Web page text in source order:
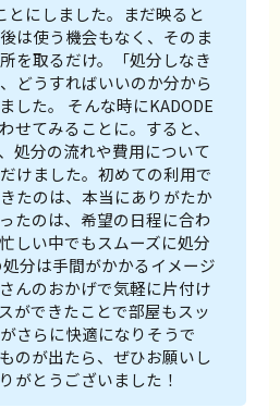
とにしました。まだ映ると
は使う機会もなく、そのま
を取るだけ。「処分しなき
どうすればいいのか分から
した。 そんな時にKADODE
せてみることに。すると、
処分の流れや費用について
けました。初めての利用で
たのは、本当にありがたか
たのは、希望の日程に合わ
しい中でもスムーズに処分
分は手間がかかるイメージ
んのおかげで気軽に片付け
ができたことで部屋もスッ
さらに快適になりそうで
のが出たら、ぜひお願いし
がとうございました！